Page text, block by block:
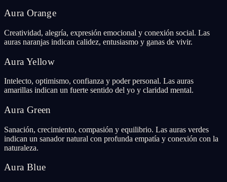
Aura Orange
Creatividad, alegría, expresión emocional y conexión social. Las
auras naranjas indican calidez, entusiasmo y ganas de vivir.
Aura Yellow
Intelecto, optimismo, confianza y poder personal. Las auras
amarillas indican un fuerte sentido del yo y claridad mental.
Aura Green
Sanación, crecimiento, compasión y equilibrio. Las auras verdes
indican un sanador natural con profunda empatía y conexión con la
naturaleza.
Aura Blue